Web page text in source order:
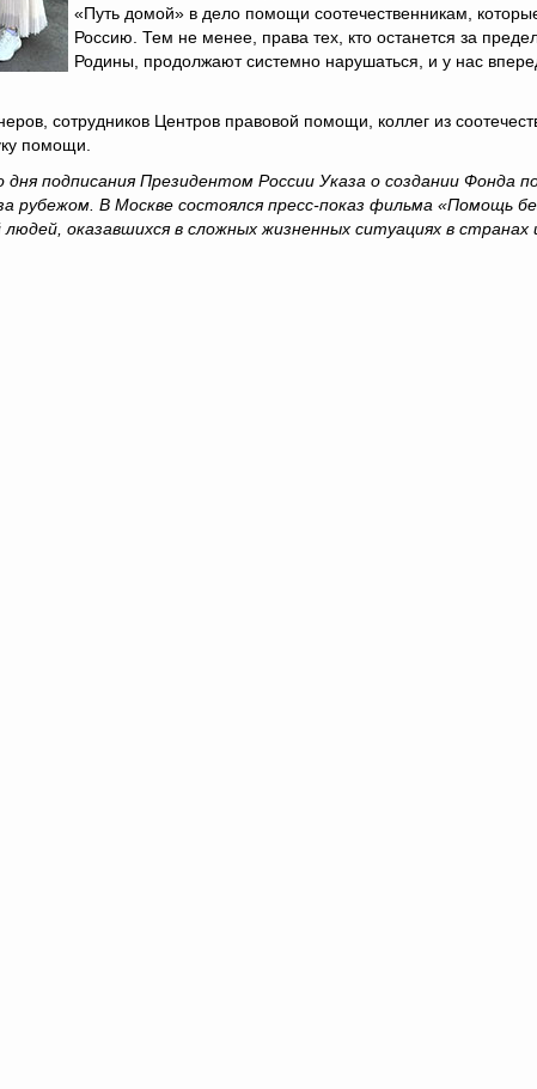
«Путь домой» в дело помощи соотечественникам,
Россию. Тем не менее, права тех, кто останется за
Родины, продолжают системно нарушаться, и у нас
сотрудников Центров правовой помощи, коллег из
помощи.
подписания Президентом России Указа о создании Фонда
В Москве состоялся пресс-показ фильма «Помощь
оказавшихся в сложных жизненных ситуациях в странах